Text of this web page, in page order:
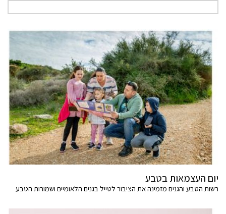
יום העצמאות בטבע
רשות הטבע והגנים מזמינה את הציבור לטייל בגנים הלאומיים ושמורות הטבע